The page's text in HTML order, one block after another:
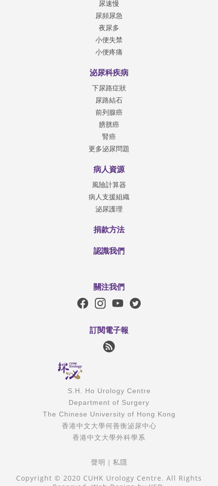
尿速慢
尿頻尿急
夜尿多
小便失禁
小便疼痛
泌尿科疾病
下尿路症狀
尿路結石
前列腺癌
膀胱癌
腎癌
更多泌尿問題
病人資源
風險計算器
病人支援組織
泌尿護理
捐款方法
認識我們
關注我們
訂閱電子報
S.H. Ho Urology Centre
Department of Surgery
The Chinese University of Hong Kong
香港中文大學何善衡泌尿中心
香港中文大學外科學系
聲明 ｜ 私隱
Copyright © 2020 CUHK Urology Centre. All Rights